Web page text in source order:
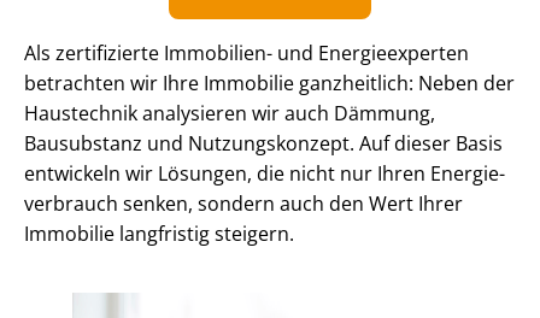
Als zertifizierte Immobilien- und Energieexperten
betrachten wir Ihre Immobilie ganzheitlich: Neben der
Haustechnik analysieren wir auch Dämmung,
Bausubstanz und Nutzungskonzept. Auf dieser Basis
entwickeln wir Lösungen, die nicht nur Ihren En­er­gie­
ver­brauch senken, sondern auch den Wert Ihrer
Immobilie langfristig steigern.